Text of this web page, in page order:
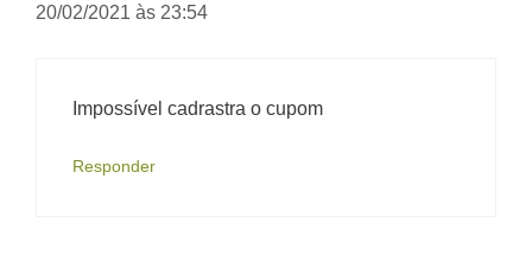
20/02/2021 às 23:54
Impossível cadrastra o cupom
Responder